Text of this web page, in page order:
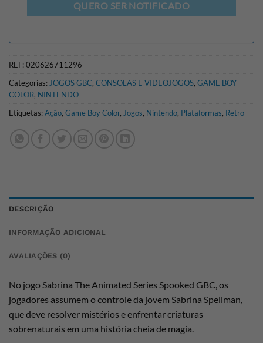
QUERO SER NOTIFICADO
REF:020626711296
Categorias:JOGOS GBC, CONSOLAS E VIDEOJOGOS, GAME BOY
COLOR, NINTENDO
Etiquetas:Ação, Game Boy Color, Jogos, Nintendo, Plataformas, Retro
DESCRIÇÃO
INFORMAÇÃO ADICIONAL
AVALIAÇÕES (0)
No jogo Sabrina The Animated Series Spooked GBC, os
jogadores assumem o controle da jovem Sabrina Spellman,
que deve resolver mistérios e enfrentar criaturas
sobrenaturais em uma história cheia de magia.